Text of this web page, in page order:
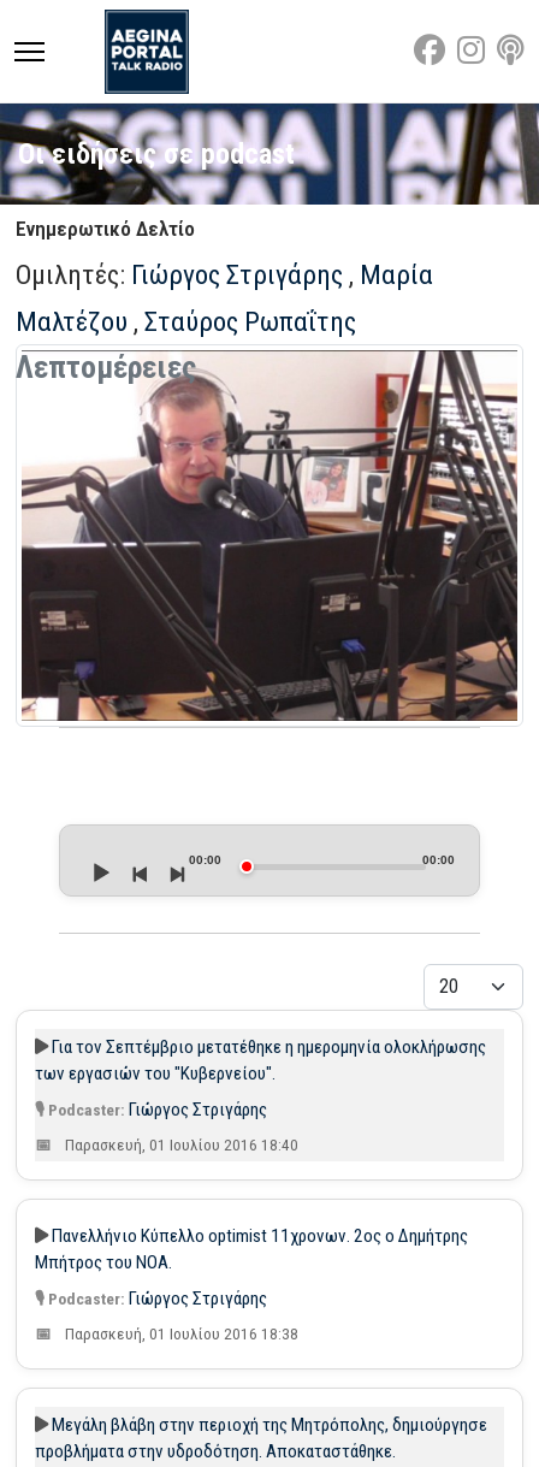
Οι ειδήσεις σε podcast
Ενημερωτικό Δελτίο
Ομιλητές: Γιώργος Στριγάρης , Μαρία
Μαλτέζου ,Σταύρος Ρωπαΐτης
Λεπτομέρειες
Audio
Player
00:00 00:00
Για τον Σεπτέμβριο μετατέθηκε η ημερομηνία ολοκλήρωσης
των εργασιών του "Κυβερνείου".
Γιώργος Στριγάρης
Παρασκευή, 01 Ιουλίου 2016 18:40
Πανελλήνιο Κύπελλο optimist 11χρονων. 2ος ο Δημήτρης
Μπήτρος του ΝΟΑ.
Γιώργος Στριγάρης
Παρασκευή, 01 Ιουλίου 2016 18:38
Μεγάλη βλάβη στην περιοχή της Μητρόπολης, δημιούργησε
προβλήματα στην υδροδότηση. Αποκαταστάθηκε.